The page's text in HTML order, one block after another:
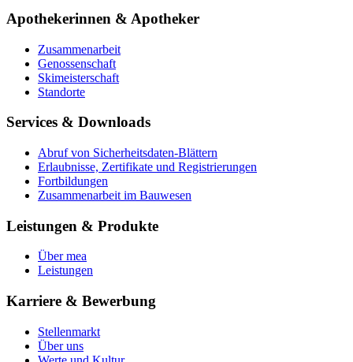
Apothekerinnen & Apotheker
Zusammenarbeit
Genossenschaft
Skimeisterschaft
Standorte
Services & Downloads
Abruf von Sicherheitsdaten-Blättern
Erlaubnisse, Zertifikate und Registrierungen
Fortbildungen
Zusammenarbeit im Bauwesen
Leistungen & Produkte
Über mea
Leistungen
Karriere & Bewerbung
Stellenmarkt
Über uns